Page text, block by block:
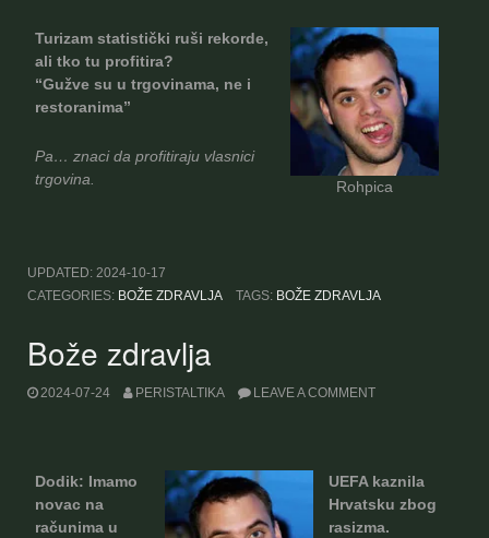
Turizam statistički ruši rekorde,
ali tko tu profitira?
“Gužve su u trgovinama, ne i
restoranima”
Rohpica
Pa… znaci da profitiraju vlasnici
trgovina.
UPDATED: 2024-10-17
CATEGORIES: BOŽE ZDRAVLJA TAGS: BOŽE ZDRAVLJA
Bože zdravlja
2024-07-24 PERISTALTIKA LEAVE A COMMENT
Dodik: Imamo
novac na
računima u
UEFA kaznila
Hrvatsku zbog
rasizma.